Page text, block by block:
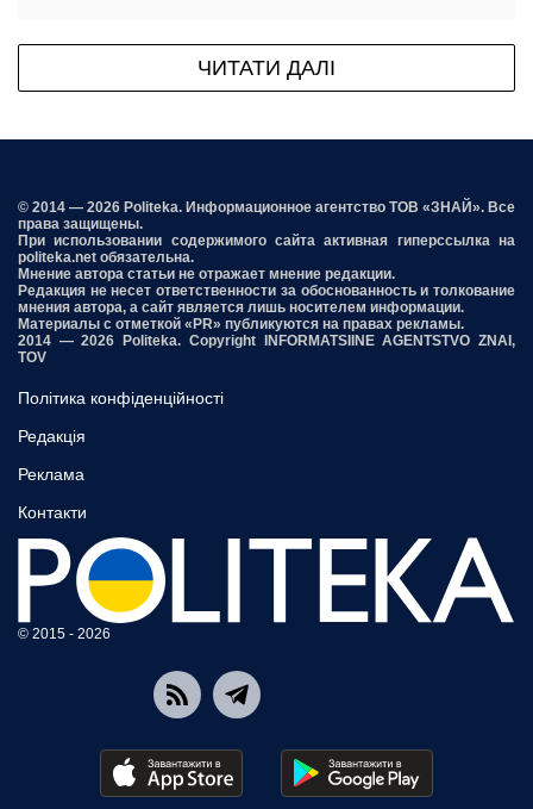
ЧИТАТИ ДАЛІ
© 2014 — 2026 Politeka. Информационное агентство ТОВ «ЗНАЙ». Все
права защищены.
При использовании содержимого сайта активная гиперссылка на
politeka.net обязательна.
Мнение автора статьи не отражает мнение редакции.
Редакция не несет ответственности за обоснованность и толкование
мнения автора, а сайт является лишь носителем информации.
Материалы с отметкой «PR» публикуются на правах рекламы.
2014 — 2026 Politeka. Copyright INFORMATSIINE AGENTSTVO ZNAI,
TOV
Політика конфіденційності
Редакція
Реклама
Контакти
© 2015 - 2026